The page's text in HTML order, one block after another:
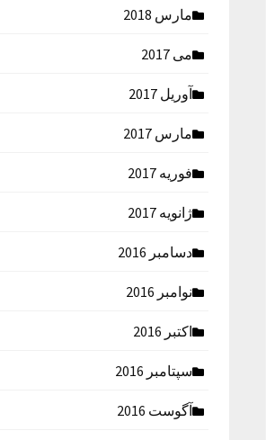
مارس 2018
می 2017
آوریل 2017
مارس 2017
فوریه 2017
ژانویه 2017
دسامبر 2016
نوامبر 2016
اکتبر 2016
سپتامبر 2016
آگوست 2016